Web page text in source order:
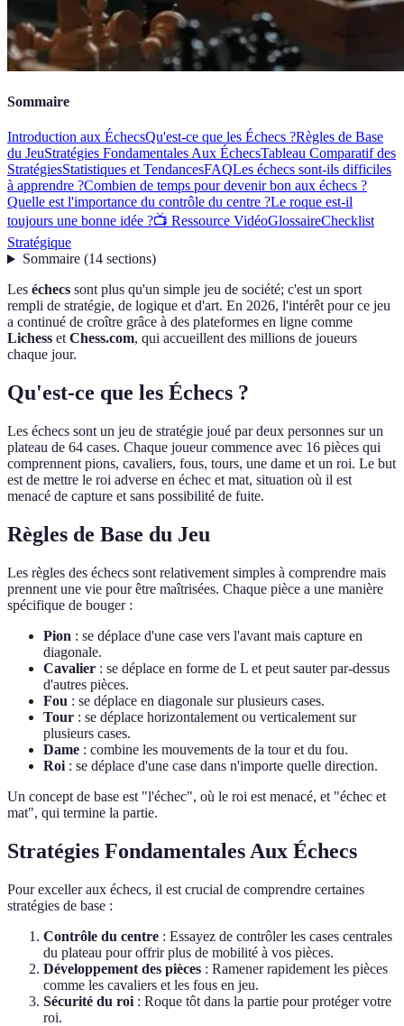
Sommaire
Introduction aux ÉchecsQu'est-ce que les Échecs ?Règles de Base
du JeuStratégies Fondamentales Aux ÉchecsTableau Comparatif des
StratégiesStatistiques et TendancesFAQLes échecs sont-ils difficiles
à apprendre ?Combien de temps pour devenir bon aux échecs ?
Quelle est l'importance du contrôle du centre ?Le roque est-il
toujours une bonne idée ?📺 Ressource VidéoGlossaireChecklist
Stratégique
Sommaire(14 sections)
Les échecs sont plus qu'un simple jeu de société; c'est un sport
rempli de stratégie, de logique et d'art. En 2026, l'intérêt pour ce jeu
a continué de croître grâce à des plateformes en ligne comme
Lichess etChess.com, qui accueillent des millions de joueurs
chaque jour.
Qu'est-ce que les Échecs ?
Les échecs sont un jeu de stratégie joué par deux personnes sur un
plateau de 64 cases. Chaque joueur commence avec 16 pièces qui
comprennent pions, cavaliers, fous, tours, une dame et un roi. Le but
est de mettre le roi adverse en échec et mat, situation où il est
menacé de capture et sans possibilité de fuite.
Règles de Base du Jeu
Les règles des échecs sont relativement simples à comprendre mais
prennent une vie pour être maîtrisées. Chaque pièce a une manière
spécifique de bouger :
Pion : se déplace d'une case vers l'avant mais capture en
diagonale.
Cavalier : se déplace en forme de L et peut sauter par-dessus
d'autres pièces.
Fou : se déplace en diagonale sur plusieurs cases.
Tour : se déplace horizontalement ou verticalement sur
plusieurs cases.
Dame : combine les mouvements de la tour et du fou.
Roi : se déplace d'une case dans n'importe quelle direction.
Un concept de base est "l'échec", où le roi est menacé, et "échec et
mat", qui termine la partie.
Stratégies Fondamentales Aux Échecs
Pour exceller aux échecs, il est crucial de comprendre certaines
stratégies de base :
Contrôle du centre : Essayez de contrôler les cases centrales
du plateau pour offrir plus de mobilité à vos pièces.
Développement des pièces : Ramener rapidement les pièces
comme les cavaliers et les fous en jeu.
Sécurité du roi : Roque tôt dans la partie pour protéger votre
roi.